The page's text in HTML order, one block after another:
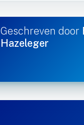
Geschreven door
Hazeleger